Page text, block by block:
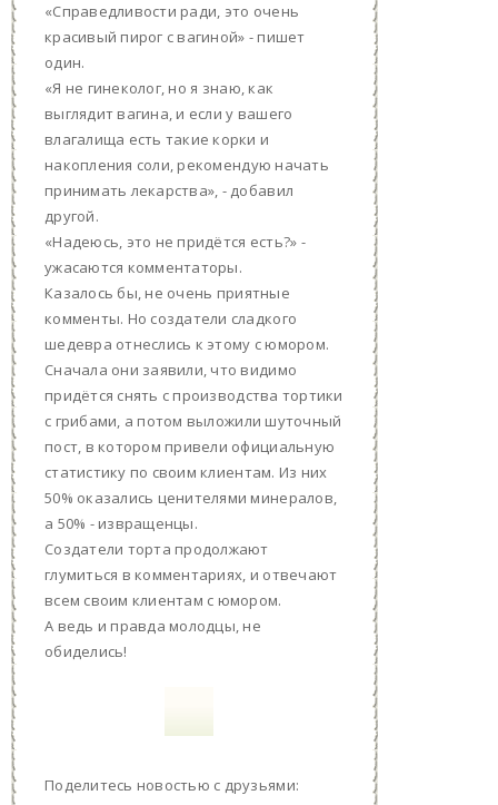
«Справедливости ради, это очень
красивый пирог с вагиной» - пишет
один.
«Я не гинеколог, но я знаю, как
выглядит вагина, и если у вашего
влагалища есть такие корки и
накопления соли, рекомендую начать
принимать лекарства», - добавил
другой.
«Надеюсь, это не придётся есть?» -
ужасаются комментаторы.
Казалось бы, не очень приятные
комменты. Но создатели сладкого
шедевра отнеслись к этому с юмором.
Сначала они заявили, что видимо
придётся снять с производства тортики
с грибами, а потом выложили шуточный
пост, в котором привели официальную
статистику по своим клиентам. Из них
50% оказались ценителями минералов,
а 50% - извращенцы.
Создатели торта продолжают
глумиться в комментариях, и отвечают
всем своим клиентам с юмором.
А ведь и правда молодцы, не
обиделись!
Поделитесь новостью с друзьями: